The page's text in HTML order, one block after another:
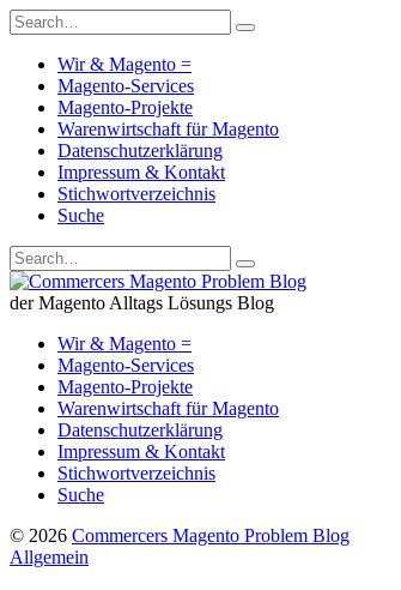
Wir & Magento =
Magento-Services
Magento-Projekte
Warenwirtschaft für Magento
Datenschutzerklärung
Impressum & Kontakt
Stichwortverzeichnis
Suche
der Magento Alltags Lösungs Blog
Wir & Magento =
Magento-Services
Magento-Projekte
Warenwirtschaft für Magento
Datenschutzerklärung
Impressum & Kontakt
Stichwortverzeichnis
Suche
© 2026 Commercers Magento Problem Blog
Allgemein